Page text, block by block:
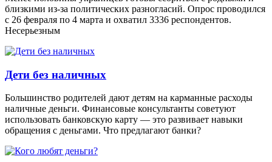
близкими из-за политических разногласий. Опрос проводился
с 26 февраля по 4 марта и охватил 3336 респондентов.
Несерьезным
Дети без наличных
Большинство родителей дают детям на карманные расходы
наличные деньги. Финансовые консультанты советуют
использовать банковскую карту — это развивает навыки
обращения с деньгами. Что предлагают банки?